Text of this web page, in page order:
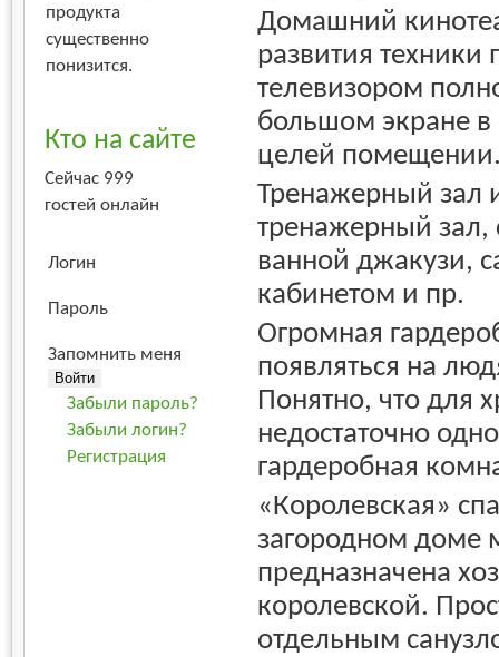
продукта
существенно
понизится.
Кто на сайте
Сейчас 999
гостей онлайн
Логин
Пароль
Запомнить меня
Забыли пароль?
Забыли логин?
Регистрация
Домашний
развития техники
телевизором
большом экране в
целей
Тренажерный зал
тренажерный
ванной джакузи,
кабинетом и пр.
Огромная
появляться на
Понятно, что для
недостаточно
гардеробная
«Королевская»
загородном доме
предназначена
королевской.
отдельным